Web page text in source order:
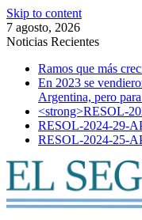
Skip to content
7 agosto, 2026
Noticias Recientes
Ramos que más
En 2023 se
Argentina, pero
<strong>RESOL-
RESOL-2024-29-
RESOL-2024-25-